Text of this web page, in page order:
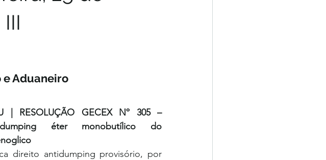
Aduaneiro
| RESOLUÇÃO GECEX Nº 305 –
éter monobutílico do
direito antidumping provisório, por